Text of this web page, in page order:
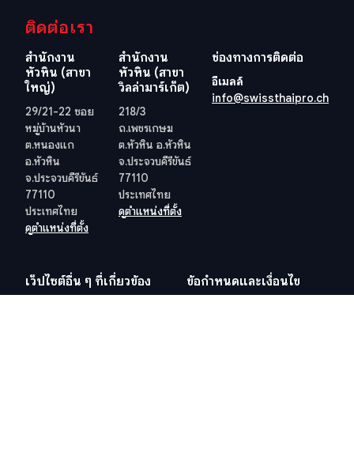
ติดต่อเรา
สำนักงาน
หัวหิน (สาขา
ใหญ่)
29/21-22 ซอย
หมู่บ้านหัวนา
ต.หนองแก
อ.หัวหิน
จ.ประจวบคีรีขันธ์
77110
ประเทศไทย
ดูตำแหน่งที่ตั้ง
สำนักงาน
หัวหิน (สาขา
วิลล่ามาร์เก็ต)
218/3
ถ.เพชรเกษม
ต.หัวหิน อ.หัวหิน
จ.ประจวบคีรีขันธ์
77110
ประเทศไทย
ดูตำแหน่งที่ตั้ง
ช่องทางการติดต่อ
อีเมลล์
info@swissthaipro.ch
เว็ปไซต์อื่น ๆ ที่เกี่ยวข้อง ข้อกำหนดและเงื่อนไข